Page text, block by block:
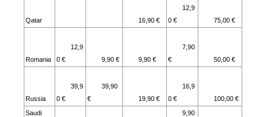
Qatar 16,90 €
12,9
0 €
75,00 €
Romania
12,9
0 €
9,90 € 9,90 €
7,90
€
50,00 €
Russia
39,9
0 €
39,90
€
19,90 €
16,9
0 €
100,00 €
Saudi
9,90